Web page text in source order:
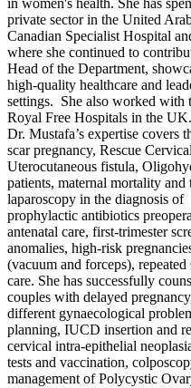
private sector in the United
Canadian Specialist Hospital
where she continued to
Head of the Department,
high-quality healthcare and
settings. She also worked with
Royal Free Hospitals in the UK.
Dr. Mustafa’s expertise covers
scar pregnancy, Rescue
Uterocutaneous fistula,
patients, maternal mortality
laparoscopy in the diagnosis of
prophylactic antibiotics
antenatal care, first-trimester
anomalies, high-risk
(vacuum and forceps),
care. She has successfully
couples with delayed
different gynaecological
planning, IUCD insertion and
cervical intra-epithelial
tests and vaccination,
management of Polycystic